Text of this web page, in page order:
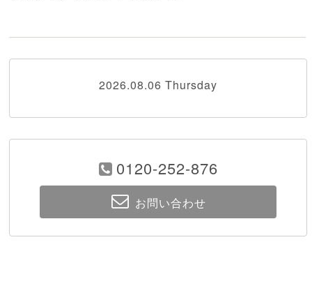
2026.08.06 Thursday
0120-252-876
お問い合わせ